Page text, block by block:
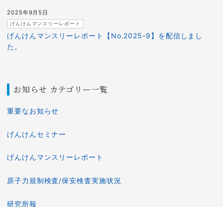
げんけんマンスリーレポート【No.2025-9】を配信しまし
た。
げんけんマンスリーレポート
2025年9月5日
お知らせ カテゴリー一覧
重要なお知らせ
げんけんセミナー
げんけんマンスリーレポート
原子力規制検査/保安検査実施状況
研究所報